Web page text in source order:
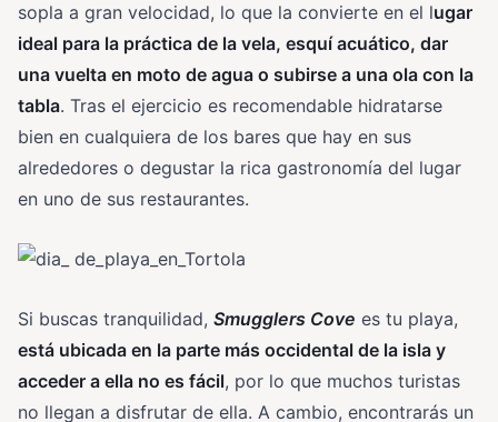
sopla a gran velocidad, lo que la convierte en el lugar
ideal para la práctica de la vela, esquí acuático, dar
una vuelta en moto de agua o subirse a una ola con la
tabla. Tras el ejercicio es recomendable hidratarse
bien en cualquiera de los bares que hay en sus
alrededores o degustar la rica gastronomía del lugar
en uno de sus restaurantes.
Si buscas tranquilidad, Smugglers Cove es tu playa,
está ubicada en la parte más occidental de la isla y
acceder a ella no es fácil, por lo que muchos turistas
no llegan a disfrutar de ella. A cambio, encontrarás un